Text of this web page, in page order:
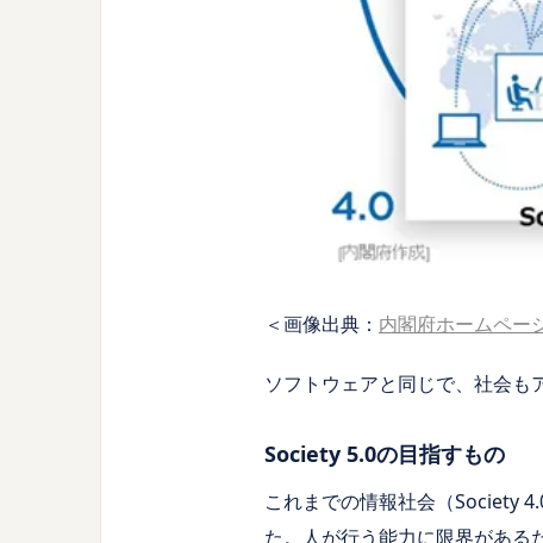
＜画像出典： 内閣府ホームペー
ソフトウェアと同じで、社会も
Society 5.0の目指すもの
これまでの情報社会（Society
た。人が行う能力に限界がある